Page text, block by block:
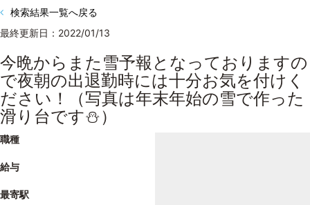
検索結果一覧へ戻る
最終更新日：2022/01/13
今晩からまた雪予報となっておりますの
で夜朝の出退勤時には十分お気を付けく
ださい！（写真は年末年始の雪で作った
滑り台です⛄）
職種
給与
最寄駅